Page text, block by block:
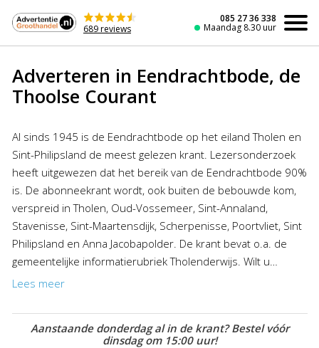
de
inhoud
689 reviews
085 27 36 338
Maandag 8.30 uur
Adverteren in Eendrachtbode, de
Thoolse Courant
Al sinds 1945 is de Eendrachtbode op het eiland Tholen en
Sint-Philipsland de meest gelezen krant. Lezersonderzoek
heeft uitgewezen dat het bereik van de Eendrachtbode 90%
is. De abonneekrant wordt, ook buiten de bebouwde kom,
verspreid in Tholen, Oud-Vossemeer, Sint-Annaland,
Stavenisse, Sint-Maartensdijk, Scherpenisse, Poortvliet, Sint
Philipsland en Anna Jacobapolder. De krant bevat o.a. de
gemeentelijke informatierubriek Tholenderwijs. Wilt u
adverteren in de Eendrachtbode dan kunt u profiteren van
Het plaatsen van een advertentie in de Eendrachtbode was
nog nooit zo goedkoop en gemakkelijk!
Lees meer
Aanstaande donderdag al in de krant? Bestel vóór
dinsdag om 15:00 uur!